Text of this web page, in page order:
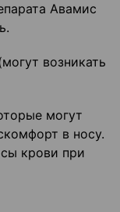
Авамис
возникать
могут
в носу.
крови при